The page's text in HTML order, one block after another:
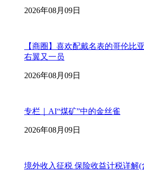
2026年08月09日
【商圈】喜欢配戴名表的哥伦比
右翼又一员
2026年08月09日
专栏｜AI“煤矿”中的金丝雀
2026年08月09日
境外收入征税 保险收益计税详解(